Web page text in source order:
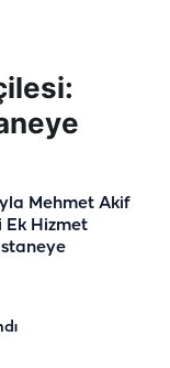
Mehmet Akif
Ek Hizmet